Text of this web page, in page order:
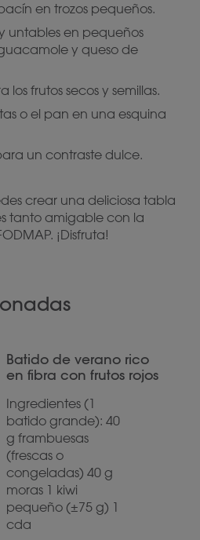
en trozos pequeños.
untables en pequeños
y queso de
los frutos secos y semillas.
o el pan en una esquina
un contraste dulce.
crear una deliciosa tabla
tanto amigable con la
¡Disfruta!
Batido de verano rico
en fibra con frutos rojos
Ingredientes (1
batido grande): 40
g frambuesas
(frescas o
congeladas) 40 g
moras 1 kiwi
pequeño (±75 g) 1
cda